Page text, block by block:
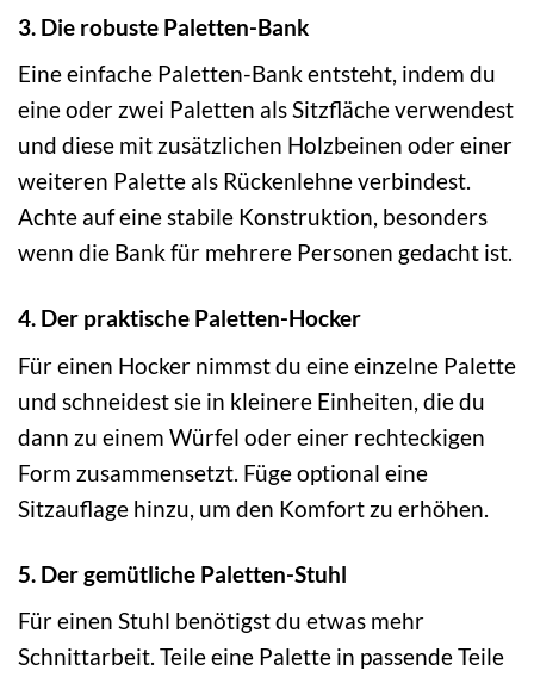
3. Die robuste Paletten-Bank
Eine einfache Paletten-Bank entsteht, indem du
eine oder zwei Paletten als Sitzfläche verwendest
und diese mit zusätzlichen Holzbeinen oder einer
weiteren Palette als Rückenlehne verbindest.
Achte auf eine stabile Konstruktion, besonders
wenn die Bank für mehrere Personen gedacht ist.
4. Der praktische Paletten-Hocker
Für einen Hocker nimmst du eine einzelne Palette
und schneidest sie in kleinere Einheiten, die du
dann zu einem Würfel oder einer rechteckigen
Form zusammensetzt. Füge optional eine
Sitzauflage hinzu, um den Komfort zu erhöhen.
5. Der gemütliche Paletten-Stuhl
Für einen Stuhl benötigst du etwas mehr
Schnittarbeit. Teile eine Palette in passende Teile